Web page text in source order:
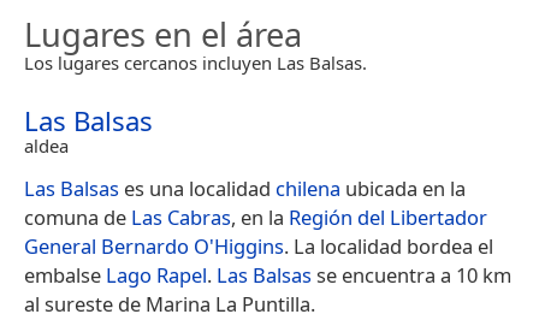
Lugares en el área
Los lugares cercanos incluyen Las Balsas.
Las Balsas
aldea
Las Balsas es una localidad chilena ubicada en la
comuna de Las Cabras, en la Región del Libertador
General Bernardo O'Higgins. La localidad bordea el
embalse Lago Rapel. Las Balsasse encuentra a 10 km
al sureste de Marina La Puntilla.